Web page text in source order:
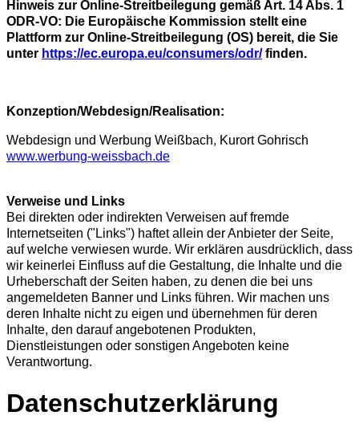
Hinweis zur Online-Streitbeilegung gemäß Art. 14 Abs. 1
ODR-VO: Die Europäische Kommission stellt eine
Plattform zur Online-Streitbeilegung (OS) bereit, die Sie
unter https://ec.europa.eu/consumers/odr/finden.
Konzeption/Webdesign/Realisation:
Webdesign und Werbung Weißbach, Kurort Gohrisch
www.werbung-weissbach.de
Verweise und Links
Bei direkten oder indirekten Verweisen auf fremde
Internetseiten ("Links") haftet allein der Anbieter der Seite,
auf welche verwiesen wurde. Wir erklären ausdrücklich, dass
wir keinerlei Einfluss auf die Gestaltung, die Inhalte und die
Urheberschaft der Seiten haben, zu denen die bei uns
angemeldeten Banner und Links führen. Wir machen uns
deren Inhalte nicht zu eigen und übernehmen für deren
Inhalte, den darauf angebotenen Produkten,
Dienstleistungen oder sonstigen Angeboten keine
Verantwortung.
Datenschutzerklärung